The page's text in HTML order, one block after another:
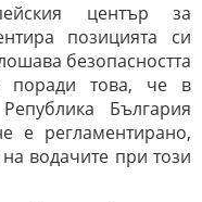
център за
позицията си
безопасността
поради това, че в
България
е регламентирано,
водачите при този